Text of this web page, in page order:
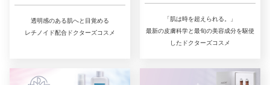
透明感のある肌へと目覚める
レチノイド配合ドクターズコスメ
「肌は時を超えられる。」
最新の皮膚科学と最旬の美容成分を駆使
したドクターズコスメ